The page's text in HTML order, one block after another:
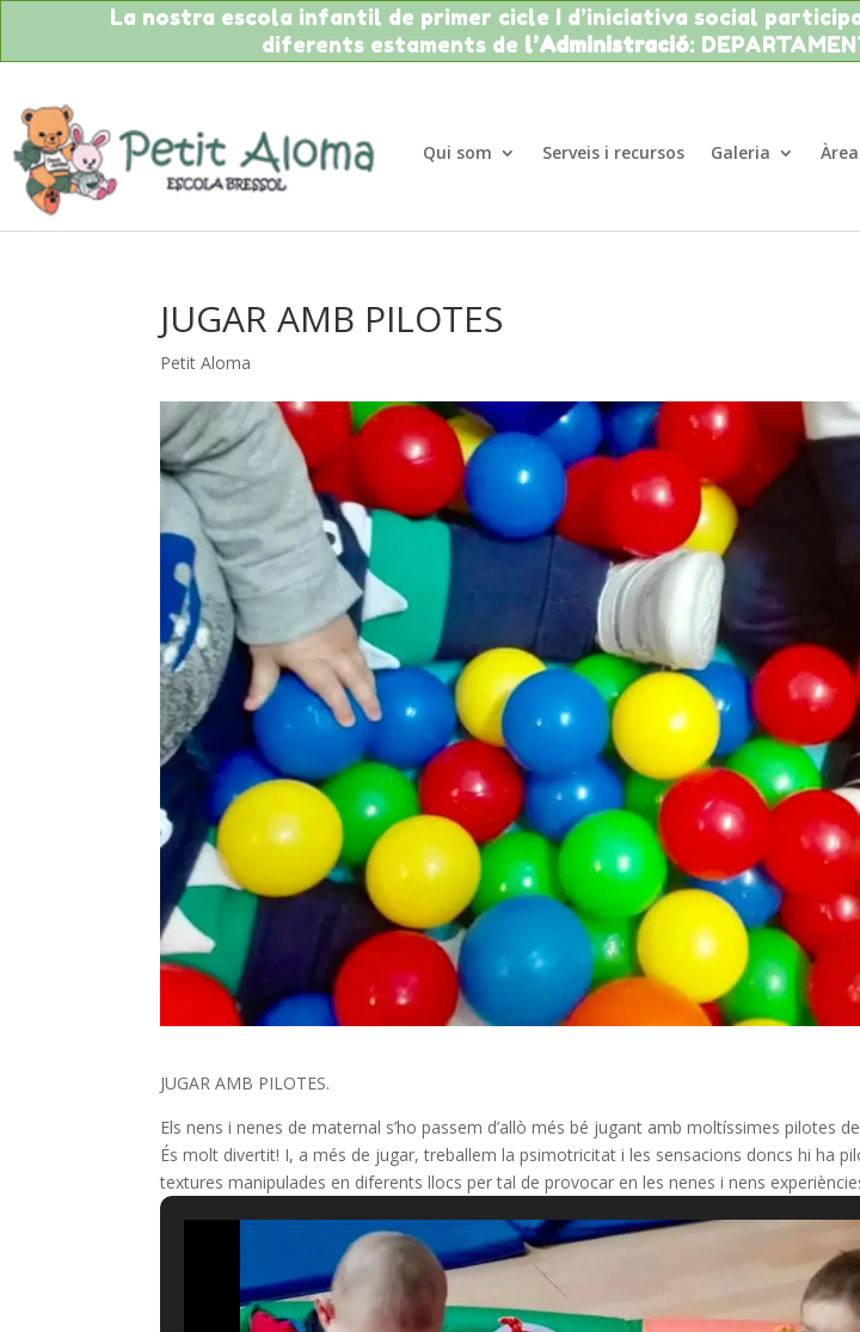
La nostra escola infantil de primer cicle I d’iniciativa social
diferents estaments de l’Administració:
Qui som Serveis i recursos Galeria
JUGAR AMB PILOTES
Petit Aloma
JUGAR AMB PILOTES.
Els nens i nenes de maternal s’ho passem d’allò més bé jugant amb moltíssimes pilotes
És molt divertit! I, a més de jugar, treballem la psimotricitat i les sensacions doncs hi ha
textures manipulades en diferents llocs per tal de provocar en les nenes i nens